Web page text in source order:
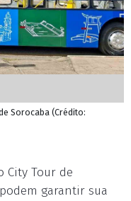
Sorocaba (Crédito:
City Tour de
garantir sua